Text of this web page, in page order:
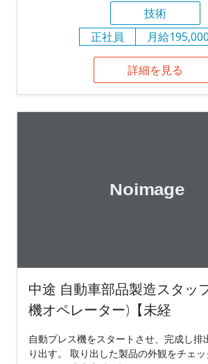
技術
正社員
月給
詳細を見る
中途 自動車部品製造スタッ
機オペレーター)【未経
自動プレス機をスタートさせ、完成し排
り出す。 取り出した製品の外観をチェ